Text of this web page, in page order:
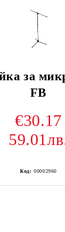
за
FB
€30.17
Код: 00002960